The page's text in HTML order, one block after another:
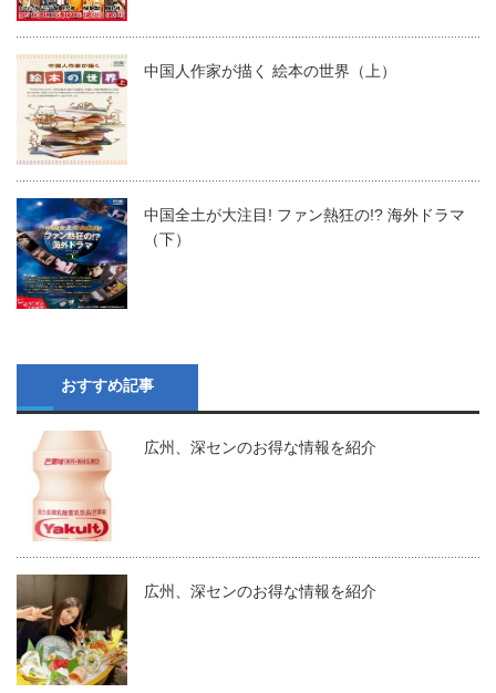
中国人作家が描く 絵本の世界（上）
中国全土が大注目! ファン熱狂の!? 海外ドラマ
（下）
おすすめ記事
広州、深センのお得な情報を紹介
広州、深センのお得な情報を紹介